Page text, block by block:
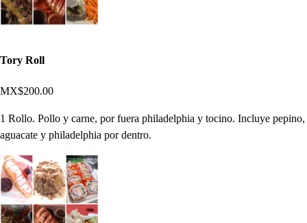
Tory Roll
MX$200.00
1 Rollo. Pollo y carne, por fuera philadelphia y tocino. Incluye pepino,
aguacate y philadelphia por dentro.